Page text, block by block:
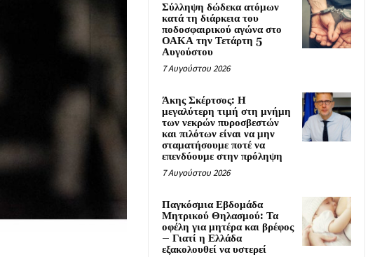
Σύλληψη δώδεκα ατόμων
κατά τη διάρκεια του
ποδοσφαιρικού αγώνα στο
ΟΑΚΑ την Τετάρτη 5
Αυγούστου
7 Αυγούστου 2026
Άκης Σκέρτσος: Η
μεγαλύτερη τιμή στη μνήμη
των νεκρών πυροσβεστών
και πιλότων είναι να μην
σταματήσουμε ποτέ να
επενδύουμε στην πρόληψη
7 Αυγούστου 2026
Παγκόσμια Εβδομάδα
Μητρικού Θηλασμού: Τα
οφέλη για μητέρα και βρέφος
– Γιατί η Ελλάδα
εξακολουθεί να υστερεί